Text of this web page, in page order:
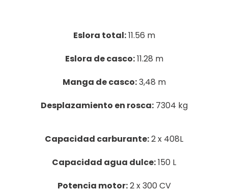
Eslora total:11.56 m
Eslora de casco:11.28 m
Manga de casco:3,48 m
Desplazamiento en rosca:7304 kg
Capacidad carburante:2 x 408L
Capacidad agua dulce:150 L
Potencia motor:2 x 300 CV